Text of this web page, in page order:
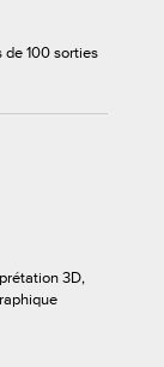
de 100 sorties
3D,